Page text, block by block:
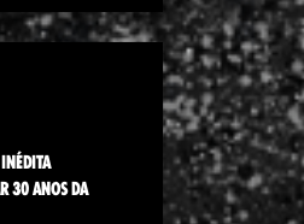
30 ANOS DA